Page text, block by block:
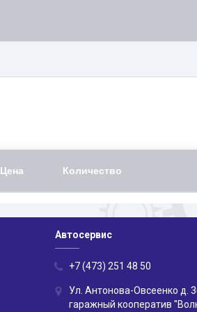
Цена Количество
Автосервис
+7 (473) 251 48 50
Ул. Антонова-Овсеенко д.
гаражный кооператив